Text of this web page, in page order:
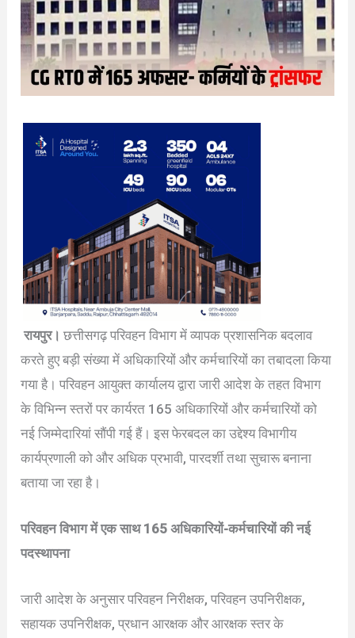
रायपुर। छत्तीसगढ़ परिवहन विभाग में व्यापक प्रशासनिक बदलाव
करते हुए बड़ी संख्या में अधिकारियों और कर्मचारियों का तबादला किया
गया है। परिवहन आयुक्त कार्यालय द्वारा जारी आदेश के तहत विभाग
के विभिन्न स्तरों पर कार्यरत 165 अधिकारियों और कर्मचारियों को
नई जिम्मेदारियां सौंपी गई हैं। इस फेरबदल का उद्देश्य विभागीय
कार्यप्रणाली को और अधिक प्रभावी, पारदर्शी तथा सुचारू बनाना
बताया जा रहा है।
परिवहन विभाग में एक साथ 165 अधिकारियों-कर्मचारियों की नई
पदस्थापना
जारी आदेश के अनुसार परिवहन निरीक्षक, परिवहन उपनिरीक्षक,
सहायक उपनिरीक्षक, प्रधान आरक्षक और आरक्षक स्तर के